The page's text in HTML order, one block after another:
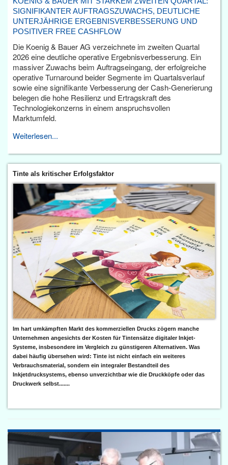
SIGNIFIKANTER AUFTRAGSZUWACHS, DEUTLICHE
UNTERJÄHRIGE ERGEBNISVERBESSERUNG UND
POSITIVER FREE CASHFLOW
Die Koenig & Bauer AG verzeichnete im zweiten Quartal
2026 eine deutliche operative Ergebnisverbesserung. Ein
massiver Zuwachs beim Auftragseingang, der erfolgreiche
operative Turnaround beider Segmente im Quartalsverlauf
sowie eine signifikante Verbesserung der Cash-Generierung
belegen die hohe Resilienz und Ertragskraft des
Technologiekonzerns in einem anspruchsvollen
Marktumfeld.
Weiterlesen...
Tinte als kritischer Erfolgsfaktor
Im hart umkämpften Markt des kommerziellen Drucks zögern manche
Unternehmen angesichts der Kosten für Tintensätze digitaler Inkjet-
Systeme, insbesondere im Vergleich zu günstigeren Alternativen. Was
dabei häufig übersehen wird: Tinte ist nicht einfach ein weiteres
Verbrauchsmaterial, sondern ein integraler Bestandteil des
Inkjetdrucksystems, ebenso unverzichtbar wie die Druckköpfe oder das
Druckwerk selbst.......